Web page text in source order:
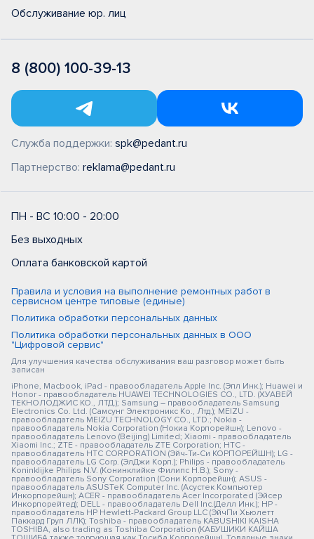
Обслуживание юр. лиц
8 (800) 100-39-13
Служба поддержки: spk@pedant.ru
Партнерство: reklama@pedant.ru
ПН - ВС 10:00 - 20:00
Без выходных
Оплата банковской картой
Правила и условия на выполнение ремонтных работ в
сервисном центре типовые (единые)
Политика обработки персональных данных
Политика обработки персональных данных в ООО
"Цифровой сервис"
Для улучшения качества обслуживания ваш разговор может быть
записан
iPhone, Macbook, iPad - правообладатель Apple Inc. (Эпл Инк.); Huawei и
Honor - правообладатель HUAWEI TECHNOLOGIES CO., LTD. (ХУАВЕЙ
ТЕКНОЛОДЖИС КО., ЛТД.); Samsung – правообладатель Samsung
Electronics Co. Ltd. (Самсунг Электроникс Ко., Лтд.); MEIZU -
правообладатель MEIZU TECHNOLOGY CO., LTD.; Nokia -
правообладатель Nokia Corporation (Нокиа Корпорейшн); Lenovo -
правообладатель Lenovo (Beijing) Limited; Xiaomi - правообладатель
Xiaomi Inc.; ZTE - правообладатель ZTE Corporation; HTC -
правообладатель HTC CORPORATION (Эйч-Ти-Си КОРПОРЕЙШН); LG -
правообладатель LG Corp. (ЭлДжи Корп.); Philips - правообладатель
Koninklijke Philips N.V. (Конинклийке Филипс Н.В.); Sony -
правообладатель Sony Corporation (Сони Корпорейшн); ASUS -
правообладатель ASUSTeK Computer Inc. (Асустек Компьютер
Инкорпорейшн); ACER - правообладатель Acer Incorporated (Эйсер
Инкорпорейтед); DELL - правообладатель Dell Inc.(Делл Инк.); HP -
правообладатель HP Hewlett-Packard Group LLC (ЭйчПи Хьюлетт
Паккард Груп ЛЛК); Toshiba - правообладатель KABUSHIKI KAISHA
TOSHIBA, also trading as Toshiba Corporation (КАБУШИКИ КАЙША